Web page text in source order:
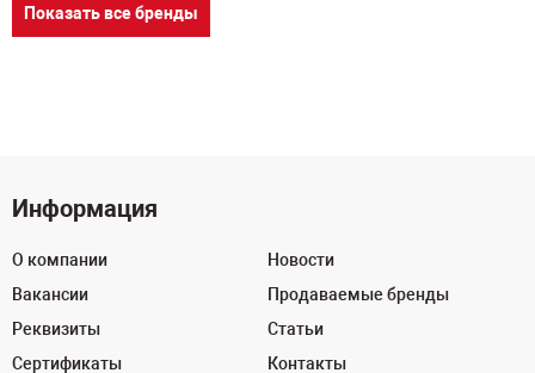
Показать все бренды
Информация
О компании
Вакансии
Реквизиты
Сертификаты
Новости
Продаваемые бренды
Статьи
Контакты